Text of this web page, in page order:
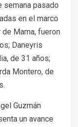
semana pasado
en el marco
Mama, fueron
Daneyris
de 31 años;
Montero, de
Guzmán
un avance